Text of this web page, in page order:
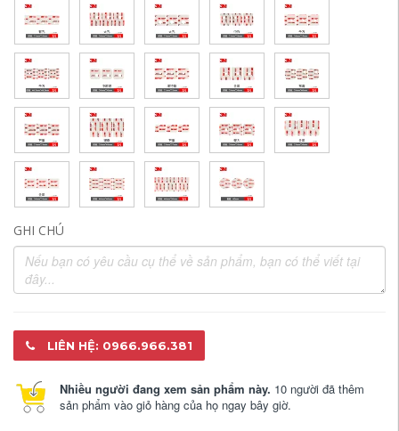
GHI CHÚ
LIÊN HỆ: 0966.966.381
Nhiều người đang xem sản phẩm này. 10 người đã thêm
sản phẩm vào giỏ hàng của họ ngay bây giờ.